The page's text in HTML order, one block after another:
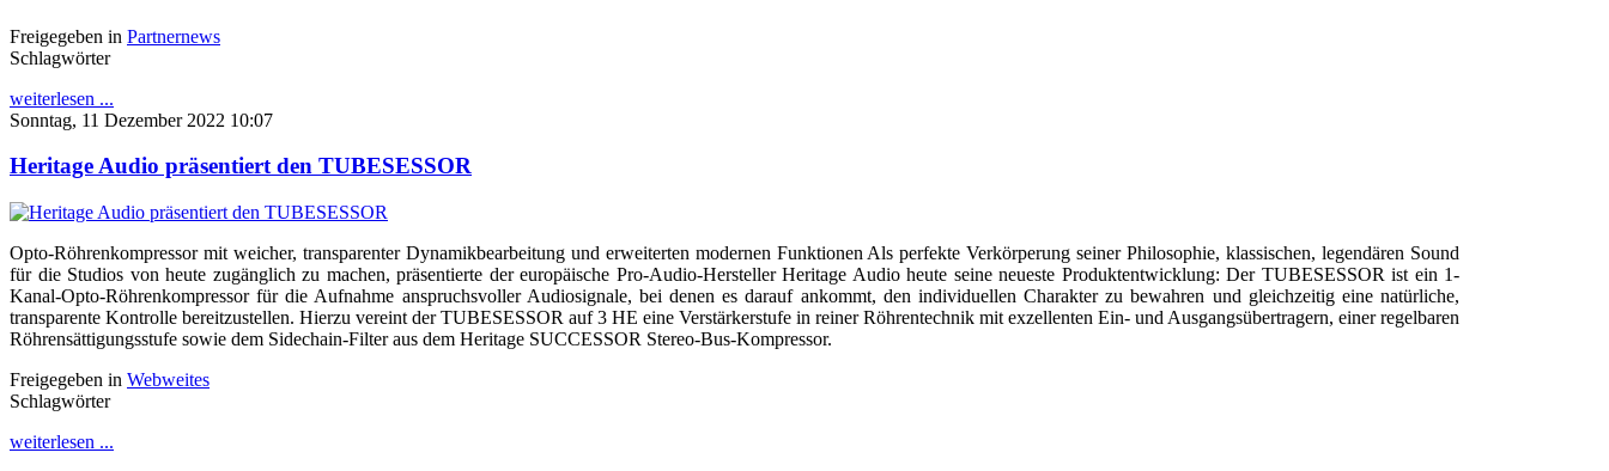
Freigegeben in Partnernews
Schlagwörter
weiterlesen ...
Sonntag, 11 Dezember 2022 10:07
Heritage Audio präsentiert den TUBESESSOR
Opto-Röhrenkompressor mit weicher, transparenter Dynamikbearbeitung und erweiterten modernen Funktionen Als perfekte Verkörperung seiner Philosophie, klassischen, legendären Sound
für die Studios von heute zugänglich zu machen, präsentierte der europäische Pro-Audio-Hersteller Heritage Audio heute seine neueste Produktentwicklung: Der TUBESESSOR ist ein 1-
Kanal-Opto-Röhrenkompressor für die Aufnahme anspruchsvoller Audiosignale, bei denen es darauf ankommt, den individuellen Charakter zu bewahren und gleichzeitig eine natürliche,
transparente Kontrolle bereitzustellen. Hierzu vereint der TUBESESSOR auf 3 HE eine Verstärkerstufe in reiner Röhrentechnik mit exzellenten Ein- und Ausgangsübertragern, einer regelbaren
Röhrensättigungsstufe sowie dem Sidechain-Filter aus dem Heritage SUCCESSOR Stereo-Bus-Kompressor.
Freigegeben in Webweites
Schlagwörter
weiterlesen ...